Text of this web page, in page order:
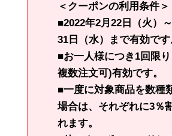
＜クーポンの利用条件＞
■2022年2月22日（火）
31日（水）まで有効です
■お一人様につき1回限
複数注文可)有効です。
■一度に対象商品を数種
場合は、それぞれに3％
れます。